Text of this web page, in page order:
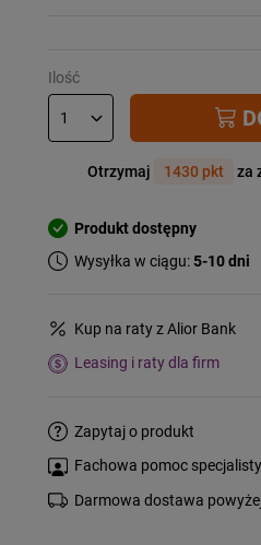
Ilość
Otrzymaj 1430 pkt za
Produkt dostępny
Wysyłka w ciągu:5-10 dni
Kup na raty z Alior Bank
Leasing i raty dla firm
Zapytaj o produkt
Fachowa pomoc specjalisty
Darmowa dostawa